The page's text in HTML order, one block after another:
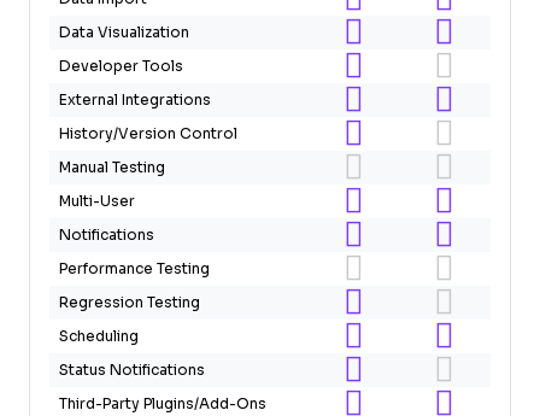
Data Visualization
Developer Tools
External Integrations
History/Version Control
Manual Testing
Multi-User
Notifications
Performance Testing
Regression Testing
Scheduling
Status Notifications
Third-Party Plugins/Add-Ons